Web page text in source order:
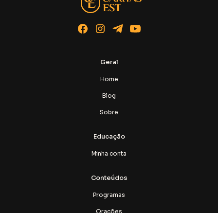
Geral
Home
Blog
Sobre
Educação
Minha conta
Conteúdos
Programas
Orações